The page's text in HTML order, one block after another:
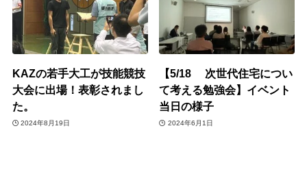
KAZの若手大工が技能競技
大会に出場！表彰されまし
た。
2024年8月19日
【5/18 次世代住宅につい
て考える勉強会】イベント
当日の様子
2024年6月1日